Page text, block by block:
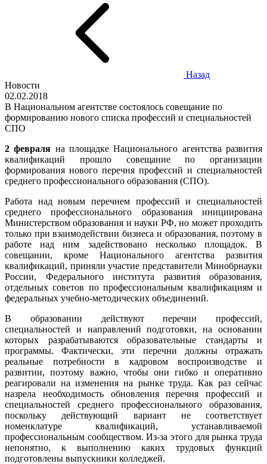
Назад
Новости
02.02.2018
В Национальном агентстве состоялось совещание по
формированию нового списка профессий и специальностей
СПО
2 февраля на площадке Национального агентства развития
квалификаций прошло совещание по организации
формирования нового перечня профессий и специальностей
среднего профессионального образования (СПО).
Работа над новым перечнем профессий и специальностей
среднего профессионального образования инициирована
Министерством образования и науки РФ, но может проходить
только при взаимодействии бизнеса и образования, поэтому в
работе над ним задействовано несколько площадок. В
совещании, кроме Национального агентства развития
квалификаций, приняли участие представители Минобрнауки
России, Федерального института развития образования,
отдельных советов по профессиональным квалификациям и
федеральных учебно-методических объединений.
В образовании действуют перечни профессий,
специальностей и направлений подготовки, на основании
которых разрабатываются образовательные стандарты и
программы. Фактически, эти перечни должны отражать
реальные потребности в кадровом воспроизводстве и
развитии, поэтому важно, чтобы они гибко и оперативно
реагировали на изменения на рынке труда. Как раз сейчас
назрела необходимость обновления перечня профессий и
специальностей среднего профессионального образования,
поскольку действующий вариант не соответствует
номенклатуре квалификаций, устанавливаемой
профессиональным сообществом. Из-за этого для рынка труда
непонятно, к выполнению каких трудовых функций
подготовлены выпускники колледжей.